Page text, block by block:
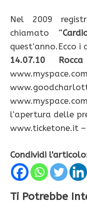
Nel 2009
chiamato “
quest’anno.Ecco
14.07.10
l’apertura delle
www.ticketone.it
Condividi
Ti Potrebbe